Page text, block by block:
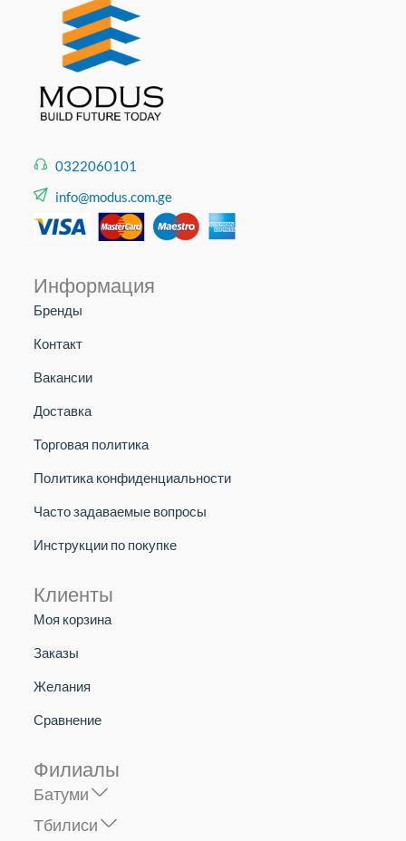
0322060101
info@modus.com.ge
Информация
Бренды
Контакт
Вакансии
Доставка
Торговая политика
Политика конфиденциальности
Часто задаваемые вопросы
Инструкции по покупке
Клиенты
Моя корзина
Заказы
Желания
Сравнение
Филиалы
Батуми
Тбилиси